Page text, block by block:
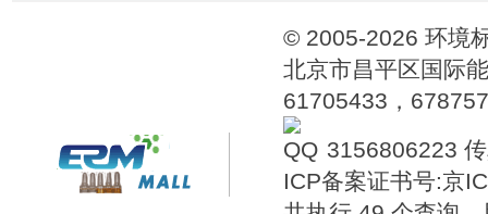
© 2005-2026 环境
北京市昌平区国际
61705433，
3156806223
ICP备案证书号:京